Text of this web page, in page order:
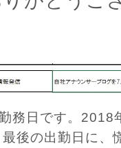
務日です。2018
後の出勤日に、